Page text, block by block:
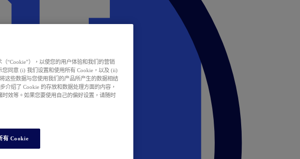
“Cookie”），以使您的用户体验和我们的营销
您同意 (i) 我们设置和使用所有 Cookie，以及 (ii)
这些数据与您使用我们的产品所产生的数据相结
介绍了 Cookie 的存放和数据处理方面的内容，
效等。如果您要使用自己的偏好设置，请随时
有 Cookie